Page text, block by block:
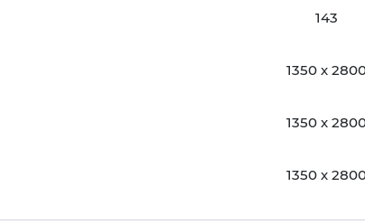
143
1350 х
1350 х
1350 х